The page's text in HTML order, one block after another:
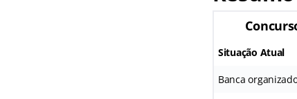
Situação Atual
Banca